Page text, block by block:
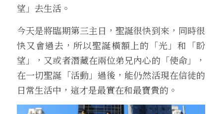
望」去生活。
今天是將臨期第三主日，聖誕很快到來，同時很
快又會過去，所以聖誕橫額上的「光」和「盼
望」，又或者潛藏在兩位弟兄內心的「使命」，
在一切聖誕「活動」過後，能仍然活現在信徒的
日常生活中，這才是最實在和最寶貴的。